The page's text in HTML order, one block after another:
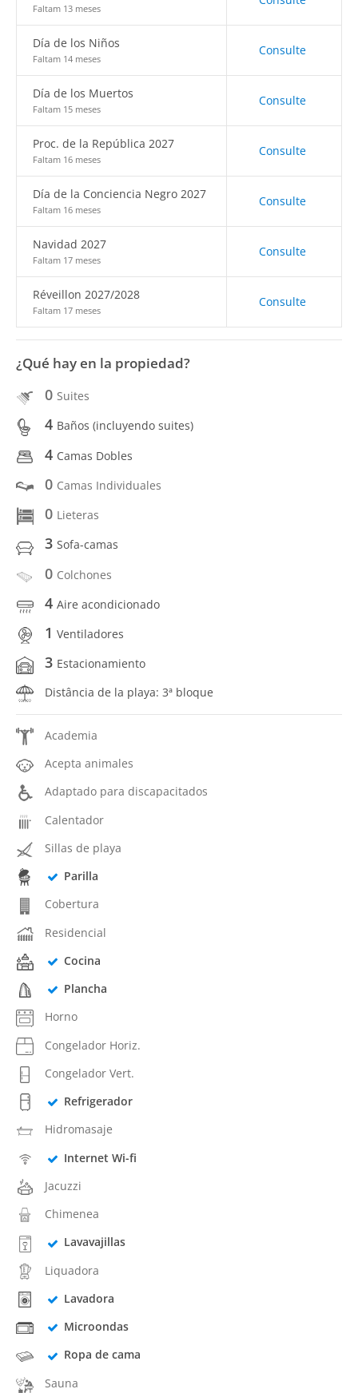
Faltam 13 meses
Día de los Niños
Faltam 14 meses
Consulte
Día de los Muertos
Faltam 15 meses
Consulte
Proc. de la República 2027
Faltam 16 meses
Consulte
Día de la Conciencia Negro 2027
Faltam 16 meses
Consulte
Navidad 2027
Faltam 17 meses
Consulte
Réveillon 2027/2028
Faltam 17 meses
Consulte
¿Qué hay en la propiedad?
0 Suites
4 Baños (incluyendo suites)
4 Camas Dobles
0 Camas Individuales
0 Lieteras
3 Sofa-camas
0 Colchones
4 Aire acondicionado
1 Ventiladores
3 Estacionamiento
Distância de la playa: 3ª bloque
Academia
Acepta animales
Adaptado para discapacitados
Calentador
Sillas de playa
Parilla
Cobertura
Residencial
Cocina
Plancha
Horno
Congelador Horiz.
Congelador Vert.
Refrigerador
Hidromasaje
Internet Wi-fi
Jacuzzi
Chimenea
Lavavajillas
Liquadora
Lavadora
Microondas
Ropa de cama
Sauna